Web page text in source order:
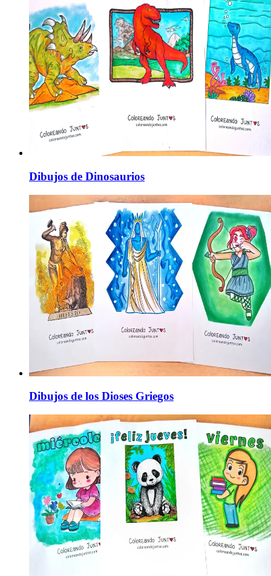
Dibujos de Dinosaurios
Dibujos de los Dioses Griegos